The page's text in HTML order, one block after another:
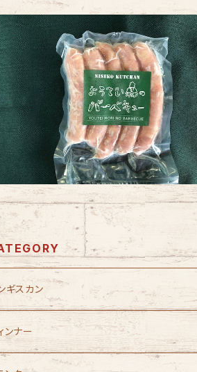
ようてい森のウィンナー（５本入り）
¥648
ギスカン
ンナー